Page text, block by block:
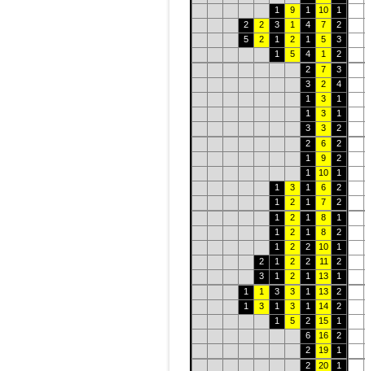
1
9 1 10
1
2
2 3 1 4 7
2
5
2 1 2 1 5
3
1
5 4 1
2
2
7
3
3
2
4
1
3
1
1
3
1
3
3
2
2
6
2
1
9
2
1
10
1
1
3 1 6
2
1
2 1 7
2
1
2 1 8
1
1
2 1 8
2
1
2 2 10
1
2
1 2 2 11
2
3
1 2 1 13
1
1
1 3 3 1 13
2
1
3 1 3 1 14
2
1
5 2 15
1
6
16
2
2
19
1
2
20
1